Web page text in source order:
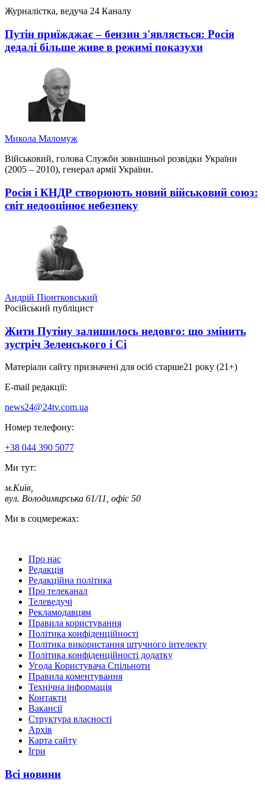
Журналістка, ведуча 24 Каналу
Путін приїжджає – бензин з'являється: Росія
дедалі більше живе в режимі показухи
Микола Маломуж
Військовий, голова Служби зовнішньої розвідки України
(2005 – 2010), генерал армії України.
Росія і КНДР створюють новий військовий союз:
світ недооцінює небезпеку
Андрій Піонтковський
Російський публіцист
Жити Путіну залишилось недовго: що змінить
зустріч Зеленського і Сі
Матеріали сайту призначені для осіб старше21 року (21+)
E-mail редакції:
news24@24tv.com.ua
Номер телефону:
+38 044 390 5077
Ми тут:
м.Київ
вул. Володимирська 61/11, офіс 50
Ми в соцмережах:
Про нас
Редакція
Редакційна політика
Про телеканал
Телеведучі
Рекламодавцям
Правила користування
Політика конфіденційності
Політика використання штучного інтелекту
Політика конфіденційності додатку
Угода Користувача Спільноти
Правила коментування
Технічна інформація
Контакти
Вакансії
Структура власності
Архів
Карта сайту
Ігри
Всі новини